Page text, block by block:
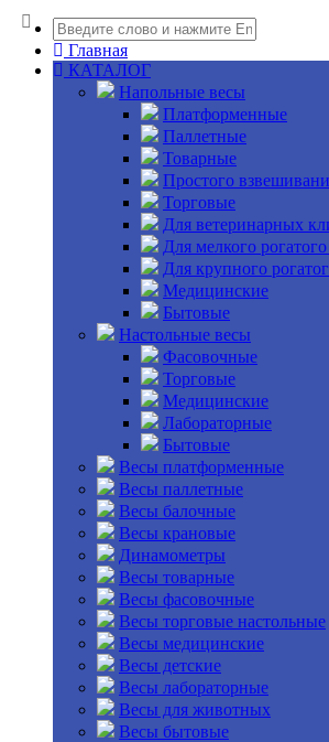
Главная
КАТАЛОГ
Напольные весы
Платформенные
Паллетные
Товарные
Простого
Торговые
Для ветеринарных
Для мелкого рогатого
Для крупного
Медицинские
Бытовые
Настольные весы
Фасовочные
Торговые
Медицинские
Лабораторные
Бытовые
Весы платформенные
Весы паллетные
Весы балочные
Весы крановые
Динамометры
Весы товарные
Весы фасовочные
Весы торговые настольные
Весы медицинские
Весы детские
Весы лабораторные
Весы для животных
Весы бытовые